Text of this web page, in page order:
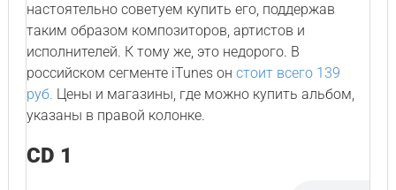
настоятельно советуем купить его, поддержав
таким образом композиторов, артистов и
исполнителей. К тому же, это недорого. В
российском сегменте iTunes он стоит всего 139
руб. Цены и магазины, где можно купить альбом,
указаны в правой колонке.
CD 1